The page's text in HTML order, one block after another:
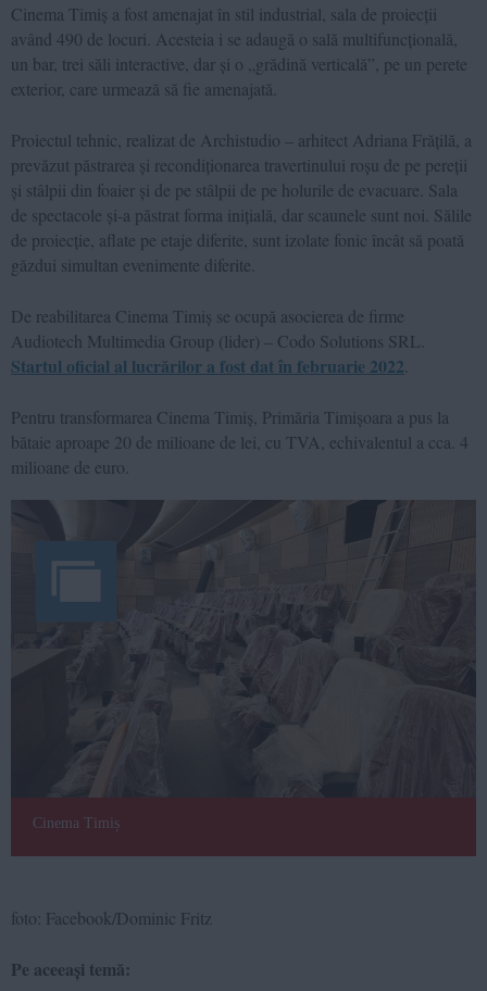
Cinema Timiș a fost amenajat în stil industrial, sala de proiecții
având 490 de locuri. Acesteia i se adaugă o sală multifuncțională,
un bar, trei săli interactive, dar și o „grădină verticală”, pe un perete
exterior, care urmează să fie amenajată.
Proiectul tehnic, realizat de Archistudio – arhitect Adriana Frățilă, a
prevăzut păstrarea și recondiționarea travertinului roșu de pe pereții
și stâlpii din foaier și de pe stâlpii de pe holurile de evacuare. Sala
de spectacole și-a păstrat forma inițială, dar scaunele sunt noi. Sălile
de proiecție, aflate pe etaje diferite, sunt izolate fonic încât să poată
găzdui simultan evenimente diferite.
De reabilitarea Cinema Timiș se ocupă asocierea de firme
Audiotech Multimedia Group (lider) – Codo Solutions SRL.
Startul oficial al lucrărilor a fost dat în februarie 2022
Pentru transformarea Cinema Timiș, Primăria Timișoara a pus la
bătaie aproape 20 de milioane de lei, cu TVA, echivalentul a cca. 4
milioane de euro.
Cinema Timiș
foto: Facebook/Dominic Fritz
Pe aceeași temă: